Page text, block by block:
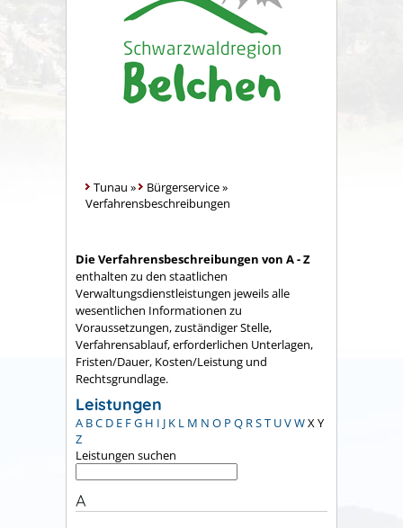
Tunau » Bürgerservice»
Verfahrensbeschreibungen
Die Verfahrensbeschreibungen von A - Z
enthalten zu den staatlichen
Verwaltungsdienstleistungen jeweils alle
wesentlichen Informationen zu
Voraussetzungen, zuständiger Stelle,
Verfahrensablauf, erforderlichen Unterlagen,
Fristen/Dauer, Kosten/Leistung und
Rechtsgrundlage.
Leistungen
A BC D E FG H I J K L M N O P Q RST UVWXY
Z
Leistungen suchen
A